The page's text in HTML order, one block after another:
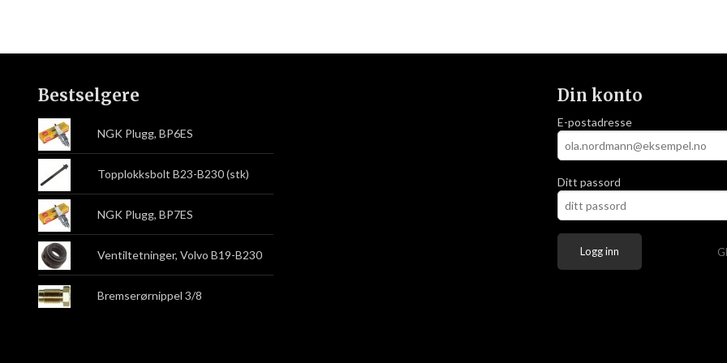
Bestselgere
NGK Plugg, BP6ES
Topplokksbolt B23-B230 (stk)
NGK Plugg, BP7ES
Ventiltetninger, Volvo B19-B230
Bremserørnippel 3/8
Din konto
E-postadresse
Ditt passord